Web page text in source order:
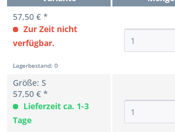
57,50 € *
Zur Zeit nicht
verfügbar.
Lagerbestand: 0
Größe: S
57,50 € *
Lieferzeit ca. 1-3
Tage